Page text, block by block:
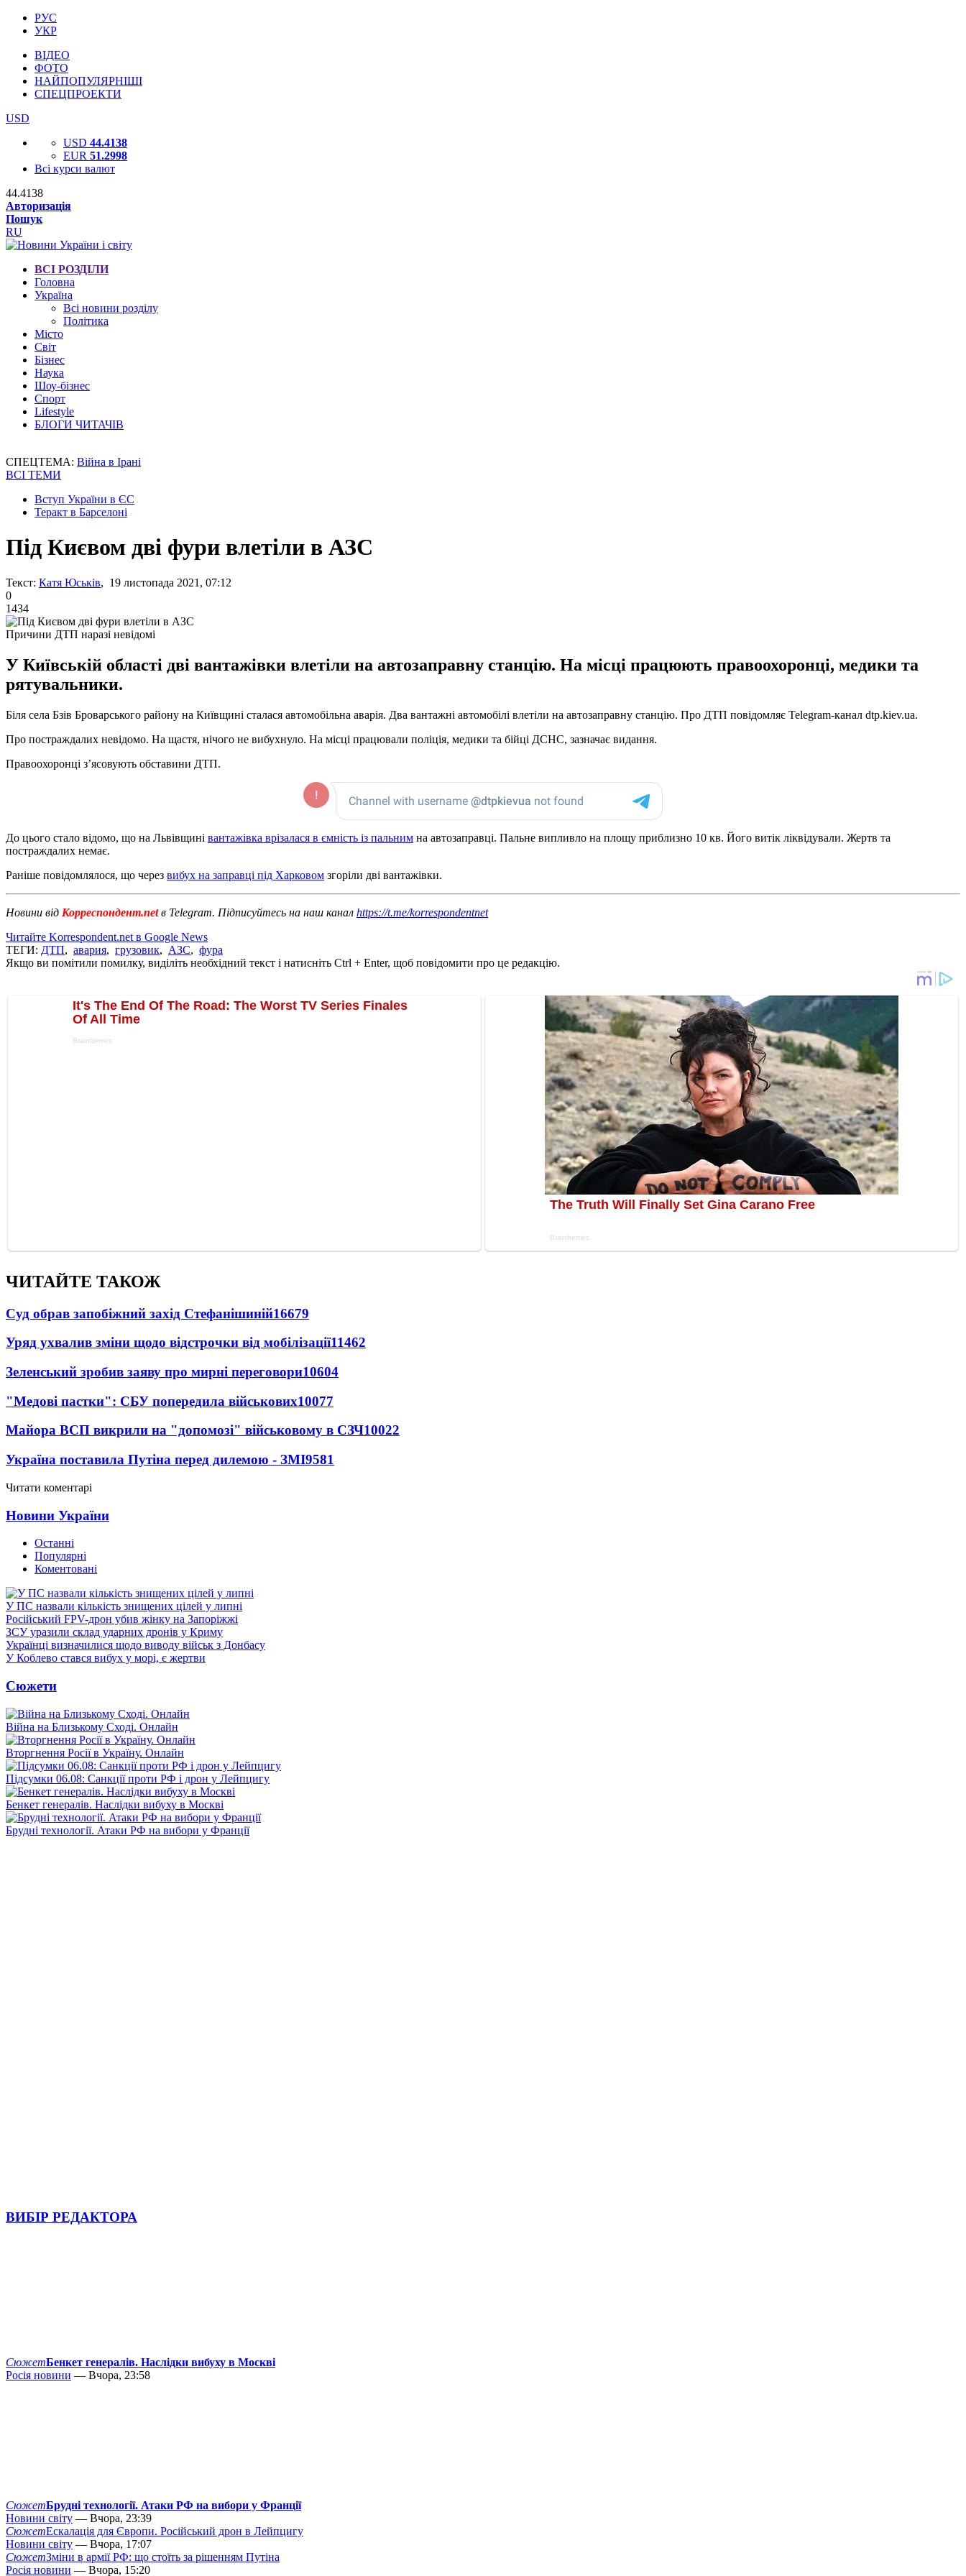
РУС
УКР
ВІДЕО
ФОТО
НАЙПОПУЛЯРНІШІ
СПЕЦПРОЕКТИ
USD
USD 44.4138
EUR 51.2998
Всі курси валют
44.4138
Авторизація
Пошук
RU
ВСІ РОЗДІЛИ
Головна
Україна
Всі новини розділу
Політика
Місто
Світ
Бізнес
Наука
Шоу-бізнес
Спорт
Lifestyle
БЛОГИ ЧИТАЧІВ
СПЕЦТЕМА: Війна в Ірані
ВСІ ТЕМИ
Вступ України в ЄС
Теракт в Барселоні
Під Києвом дві фури влетіли в АЗС
Текст: Катя Юськів, 19 листопада 2021, 07:12
0
1434
Причини ДТП наразі невідомі
У Київській області дві вантажівки влетіли на автозаправну станцію. На місці працюють правоохоронці, медики та
рятувальники.
Біля села Бзів Броварського району на Київщині сталася автомобільна аварія. Два вантажні автомобілі влетіли на автозаправну станцію. Про ДТП повідомляє Telegram-канал dtp.kiev.ua.
Про постраждалих невідомо. На щастя, нічого не вибухнуло. На місці працювали поліція, медики та бійці ДСНС, зазначає видання.
Правоохоронці з’ясовують обставини ДТП.
До цього стало відомо, що на Львівщині вантажівка врізалася в ємність із пальним на автозаправці. Пальне випливло на площу приблизно 10 кв. Його витік ліквідували. Жертв та
постраждалих немає.
Раніше повідомлялося, що через вибух на заправці під Харковом згоріли дві вантажівки.
Новини від Корреспондент.netв Telegram. Підписуйтесь на наш канал https://t.me/korrespondentnet
Читайте Korrespondent.net в Google News
ТЕГИ: ДТП, авария, грузовик, АЗС, фура
Якщо ви помітили помилку, виділіть необхідний текст і натисніть Ctrl + Enter, щоб повідомити про це редакцію.
ЧИТАЙТЕ ТАКОЖ
Суд обрав запобіжний захід Стефанішиній16679
Уряд ухвалив зміни щодо відстрочки від мобілізації11462
Зеленський зробив заяву про мирні переговори10604
"Медові пастки": СБУ попередила військових10077
Майора ВСП викрили на "допомозі" військовому в СЗЧ10022
Україна поставила Путіна перед дилемою - ЗМІ9581
Читати коментарі
Новини України
Останні
Популярні
Коментовані
У ПС назвали кількість знищених цілей у липні
Російський FPV-дрон убив жінку на Запоріжжі
ЗСУ уразили склад ударних дронів у Криму
Українці визначилися щодо виводу військ з Донбасу
У Коблево стався вибух у морі, є жертви
Сюжети
Війна на Близькому Сході. Онлайн
Вторгнення Росії в Україну. Онлайн
Підсумки 06.08: Санкції проти РФ і дрон у Лейпцигу
Бенкет генералів. Наслідки вибуху в Москві
Брудні технології. Атаки РФ на вибори у Франції
ВИБІР РЕДАКТОРА
СюжетБенкет генералів. Наслідки вибуху в Москві
Росія новини — Вчора, 23:58
СюжетБрудні технології. Атаки РФ на вибори у Франції
Новини світу — Вчора, 23:39
СюжетЕскалація для Європи. Російський дрон в Лейпцигу
Новини світу — Вчора, 17:07
СюжетЗміни в армії РФ: що стоїть за рішенням Путіна
Росія новини — Вчора, 15:20